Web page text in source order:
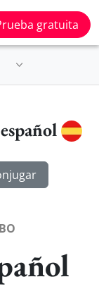
gratuita